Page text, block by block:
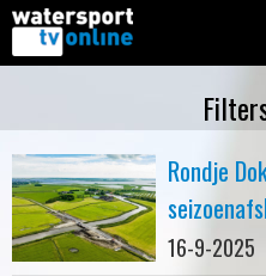
Motorboot-sloep
Home
Rondje
16-9-2025